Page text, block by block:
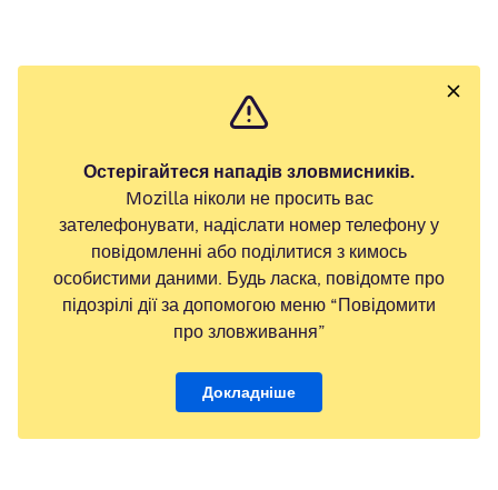
Остерігайтеся нападів зловмисників.
Mozilla ніколи не просить вас
зателефонувати, надіслати номер телефону у
повідомленні або поділитися з кимось
особистими даними. Будь ласка, повідомте про
підозрілі дії за допомогою меню “Повідомити
про зловживання”
Докладніше